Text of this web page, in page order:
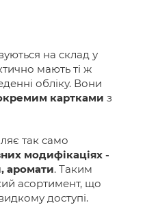
на склад у
мають ті ж
обліку. Вони
картками з
так само
модифікаціях -
аромати. Таким
асортимент, що
доступі.